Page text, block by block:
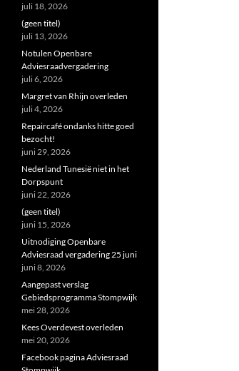
juli 18, 2026
(geen titel)
juli 13, 2026
Notulen Openbare
Adviesraadvergadering
juli 6, 2026
Margret van Rhijn overleden
juli 4, 2026
Repaircafé ondanks hitte goed
bezocht!
juni 29, 2026
Nederland Tunesië niet in het
Dorpspunt
juni 22, 2026
(geen titel)
juni 15, 2026
Uitnodiging Openbare
Adviesraad vergadering 25 juni
juni 8, 2026
Aangepast verslag
Gebiedsprogramma Stompwijk
mei 28, 2026
Kees Overdevest overleden
mei 20, 2026
Facebook pagina Adviesraad